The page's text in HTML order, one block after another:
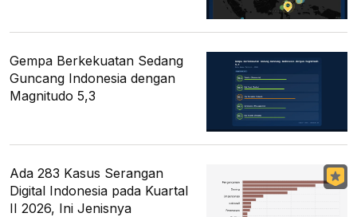
Gempa Berkekuatan Sedang
Guncang Indonesia dengan
Magnitudo 5,3
Ada 283 Kasus Serangan
Digital Indonesia pada Kuartal
II 2026, Ini Jenisnya